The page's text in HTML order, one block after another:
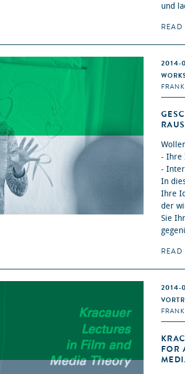
und
READ
2014-
- Ihre
-
In
Ihre
der
Sie
READ
2014-
FOR